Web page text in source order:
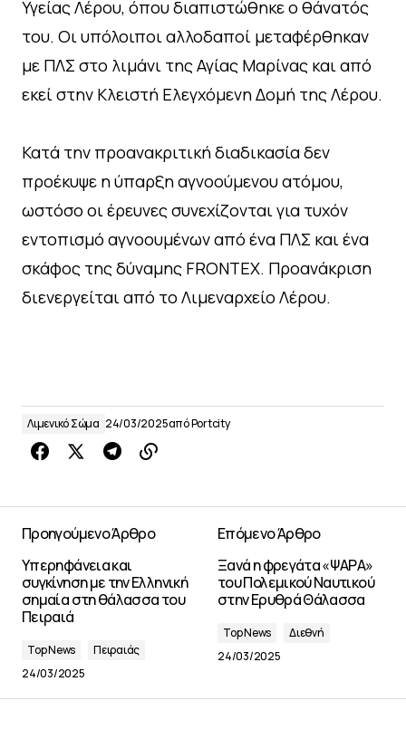
Υγείας Λέρου, όπου διαπιστώθηκε ο θάνατός
του. Οι υπόλοιποι αλλοδαποί μεταφέρθηκαν
με ΠΛΣ στο λιμάνι της Αγίας Μαρίνας και από
εκεί στην Κλειστή Ελεγχόμενη Δομή της Λέρου.
Κατά την προανακριτική διαδικασία δεν
προέκυψε η ύπαρξη αγνοούμενου ατόμου,
ωστόσο οι έρευνες συνεχίζονται για τυχόν
εντοπισμό αγνοουμένων από ένα ΠΛΣ και ένα
σκάφος της δύναμης FRONTEX. Προανάκριση
διενεργείται από το Λιμεναρχείο Λέρου.
Λιμενικό Σώμα 24/03/2025απόPortcity
Προηγούμενο Άρθρο
Υπερηφάνεια και
συγκίνηση με την Ελληνική
σημαία στη θάλασσα του
Πειραιά
Top News
Πειραιάς
24/03/2025
Επόμενο Άρθρο
Ξανά η φρεγάτα «ΨΑΡΑ»
του Πολεμικού Ναυτικού
στην Ερυθρά Θάλασσα
Top News
Διεθνή
24/03/2025